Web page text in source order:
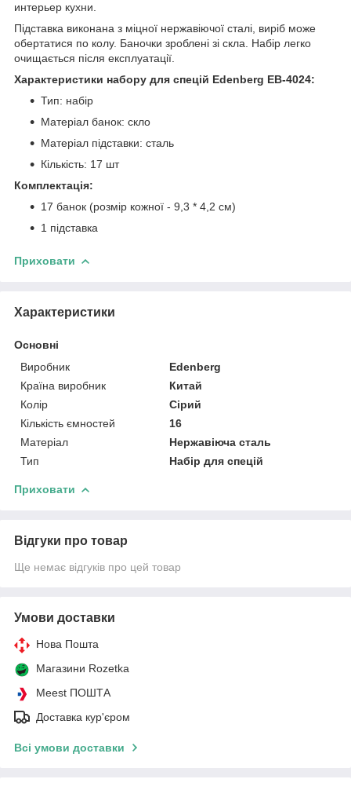
интерьер кухни.
Підставка виконана з міцної нержавіючої сталі, виріб може
обертатися по колу. Баночки зроблені зі скла. Набір легко
очищається після експлуатації.
Характеристики набору для спецій Edenberg EB-4024:
Тип: набір
Матеріал банок: скло
Матеріал підставки: сталь
Кількість: 17 шт
Комплектація:
17 банок (розмір кожної - 9,3 * 4,2 см)
1 підставка
Приховати
Характеристики
Основні
Виробник
Edenberg
Країна виробник
Китай
Колір
Сірий
Кількість ємностей
16
Матеріал
Нержавіюча сталь
Тип
Набір для спецій
Приховати
Відгуки про товар
Ще немає відгуків про цей товар
Умови доставки
Нова Пошта
Магазини Rozetka
Meest ПОШТА
Доставка кур'єром
Всі умови доставки